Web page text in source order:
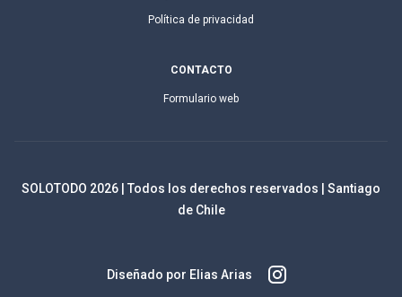
Política de privacidad
CONTACTO
Formulario web
SOLOTODO 2026 | Todos los derechos reservados | Santiago
de Chile
Diseñado por Elias Arias